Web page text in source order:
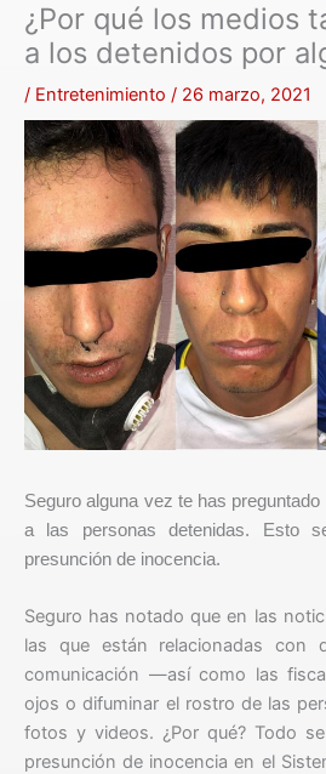
¿Por qué los medios
a los detenidos por
/ Entretenimiento / 26 marzo, 2021
Seguro alguna vez te has
a las personas detenidas. Esto
presunción de inocencia.
Seguro has notado que en las
las que están relacionadas con
comunicación —así como las
ojos o difuminar el rostro de las
fotos y videos. ¿Por qué? Todo
presunción de inocencia en el